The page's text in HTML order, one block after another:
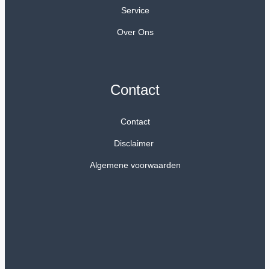
Service
Over Ons
Contact
Contact
Disclaimer
Algemene voorwaarden